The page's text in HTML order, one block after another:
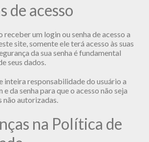
de acesso
receber um login ou senha de acesso a
site, somente ele terá acesso às suas
da sua senha é fundamental
seus dados.
inteira responsabilidade do usuário a
da senha para que o acesso não seja
não autorizadas.
na Política de